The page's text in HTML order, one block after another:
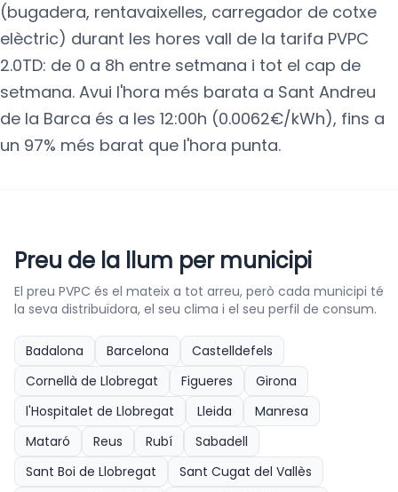
(bugadera, rentavaixelles, carregador de cotxe
elèctric) durant les hores vall de la tarifa PVPC
2.0TD: de 0 a 8h entre setmana i tot el cap de
setmana. Avui l'hora més barata a Sant Andreu
de la Barca és a les 12:00h (0.0062€/kWh), fins a
un 97% més barat que l'hora punta.
Preu de la llum per municipi
El preu PVPC és el mateix a tot arreu, però cada municipi té
la seva distribuïdora, el seu clima i el seu perfil de consum.
Badalona Barcelona
Castelldefels
Cornellà de Llobregat
Figueres
Girona
l'Hospitalet de Llobregat
Lleida
Manresa
Mataró
Reus Rubí
Sabadell
Sant Boi de Llobregat
Sant Cugat del Vallès